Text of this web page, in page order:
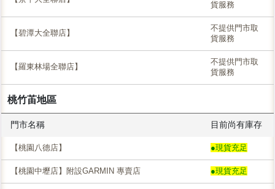
貨服務
【碧潭大全聯店】
不提供門市取
貨服務
【羅東林場全聯店】
不提供門市取
貨服務
桃竹苖地區
門市名稱 目前尚有庫存
【桃園八德店】 ●現貨充足
【桃園中壢店】附設GARMIN 專賣店 ●現貨充足